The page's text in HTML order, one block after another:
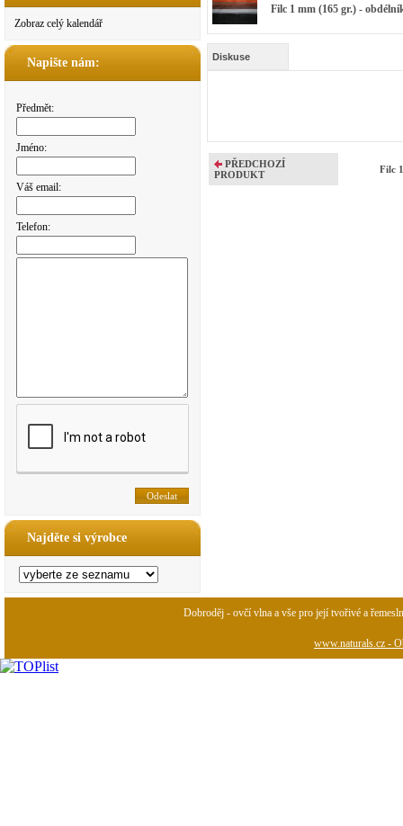
Zobraz celý kalendář
Napište nám:
Předmět:
Jméno:
Váš email:
Telefon:
Najděte si výrobce
Filc 1 mm (165 gr.) -
Diskuse
PŘEDCHOZÍ
PRODUKT
Filc
Dobroděj - ovčí vlna a vše pro její tvořivé a
www.naturals.cz -